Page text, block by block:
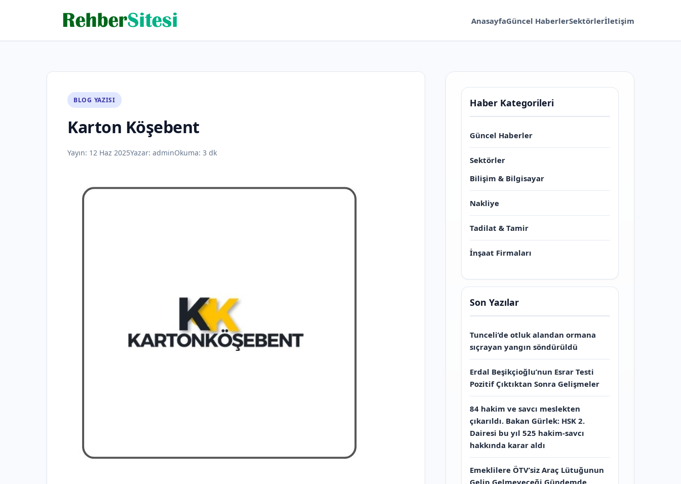
AnasayfaGüncel HaberlerSektörlerİletişim
BLOG YAZISI
Karton Köşebent
Yayın: 12 Haz 2025Yazar: adminOkuma: 3 dk
Haber Kategorileri
Güncel Haberler
Sektörler
Bilişim & Bilgisayar
Nakliye
Tadilat & Tamir
İnşaat Firmaları
Son Yazılar
Tunceli’de otluk alandan ormana
sıçrayan yangın söndürüldü
Erdal Beşikçioğlu’nun Esrar Testi
Pozitif Çıktıktan Sonra Gelişmeler
84 hakim ve savcı meslekten
çıkarıldı. Bakan Gürlek: HSK 2.
Dairesi bu yıl 525 hakim-savcı
hakkında karar aldı
Emeklilere ÖTV’siz Araç Lütuğunun
Gelip Gelmeyeceği Gündemde